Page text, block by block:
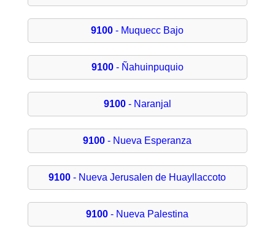
9100 - Muquecc Bajo
9100- Ñahuinpuquio
9100- Naranjal
9100 - Nueva Esperanza
9100 - Nueva Jerusalen de Huayllaccoto
9100 - Nueva Palestina